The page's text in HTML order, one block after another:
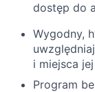
dostęp do
Wygodny,
i miejsca
Program